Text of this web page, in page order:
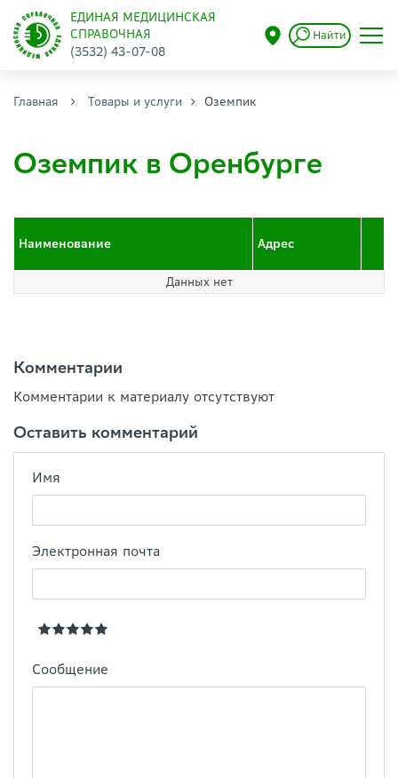
ЕДИНАЯ МЕДИЦИНСКАЯ
СПРАВОЧНАЯ
(3532) 43-07-08
Найти
Главная Товары и услуги Оземпик
Оземпик в Оренбурге
Наименование Адрес
Данных нет
Комментарии
Комментарии к материалу отсутствуют
Оставить комментарий
Имя
Электронная почта
Сообщение